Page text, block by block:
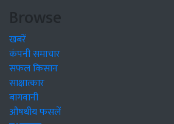
Browse
खबरें
कंपनी समाचार
सफल किसान
साक्षात्कार
बागवानी
औषधीय फसलें